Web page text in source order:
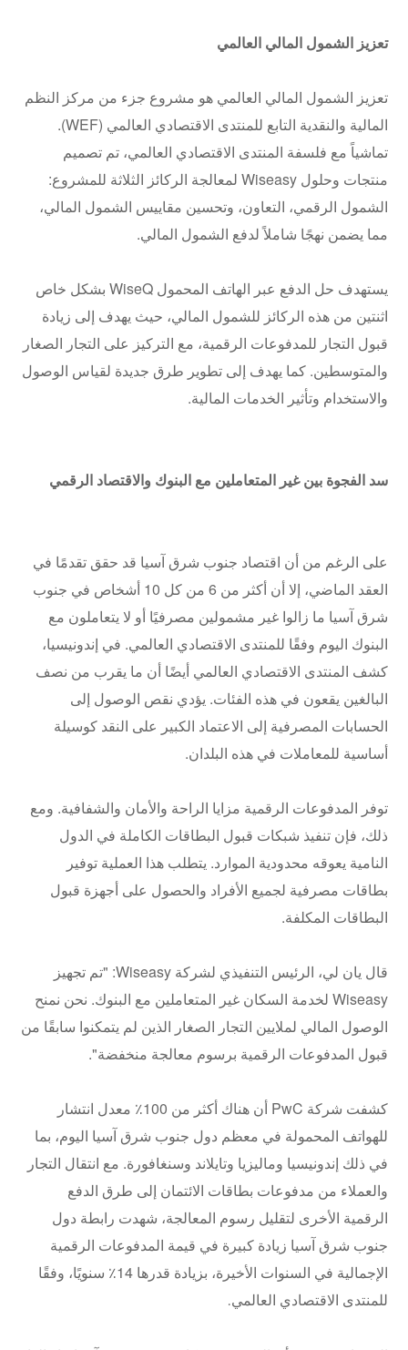
تعزيز الشمول المالي العالمي
تعزيز الشمول المالي العالمي هو مشروع جزء من مركز النظم
المالية والنقدية التابع للمنتدى الاقتصادي العالمي (WEF).
تماشياً مع فلسفة المنتدى الاقتصادي العالمي، تم تصميم
منتجات وحلول Wiseasy لمعالجة الركائز الثلاثة للمشروع:
الشمول الرقمي، التعاون، وتحسين مقاييس الشمول المالي،
مما يضمن نهجًا شاملاً لدفع الشمول المالي.
يستهدف حل الدفع عبر الهاتف المحمول WiseQ بشكل خاص
اثنتين من هذه الركائز للشمول المالي، حيث يهدف إلى زيادة
قبول التجار للمدفوعات الرقمية، مع التركيز على التجار الصغار
والمتوسطين. كما يهدف إلى تطوير طرق جديدة لقياس الوصول
والاستخدام وتأثير الخدمات المالية.
سد الفجوة بين غير المتعاملين مع البنوك والاقتصاد الرقمي
على الرغم من أن اقتصاد جنوب شرق آسيا قد حقق تقدمًا في
العقد الماضي، إلا أن أكثر من 6 من كل 10 أشخاص في جنوب
شرق آسيا ما زالوا غير مشمولين مصرفيًا أو لا يتعاملون مع
البنوك اليوم وفقًا للمنتدى الاقتصادي العالمي. في إندونيسيا،
كشف المنتدى الاقتصادي العالمي أيضًا أن ما يقرب من نصف
البالغين يقعون في هذه الفئات. يؤدي نقص الوصول إلى
الحسابات المصرفية إلى الاعتماد الكبير على النقد كوسيلة
أساسية للمعاملات في هذه البلدان.
توفر المدفوعات الرقمية مزايا الراحة والأمان والشفافية. ومع
ذلك، فإن تنفيذ شبكات قبول البطاقات الكاملة في الدول
النامية يعوقه محدودية الموارد. يتطلب هذا العملية توفير
بطاقات مصرفية لجميع الأفراد والحصول على أجهزة قبول
البطاقات المكلفة.
قال يان لي، الرئيس التنفيذي لشركة Wiseasy: "تم تجهيز
Wiseasy لخدمة السكان غير المتعاملين مع البنوك. نحن نمنح
الوصول المالي لملايين التجار الصغار الذين لم يتمكنوا سابقًا من
قبول المدفوعات الرقمية برسوم معالجة منخفضة".
كشفت شركة PwC أن هناك أكثر من 100٪ معدل انتشار
للهواتف المحمولة في معظم دول جنوب شرق آسيا اليوم، بما
في ذلك إندونيسيا وماليزيا وتايلاند وسنغافورة. مع انتقال التجار
والعملاء من مدفوعات بطاقات الائتمان إلى طرق الدفع
الرقمية الأخرى لتقليل رسوم المعالجة، شهدت رابطة دول
جنوب شرق آسيا زيادة كبيرة في قيمة المدفوعات الرقمية
الإجمالية في السنوات الأخيرة، بزيادة قدرها 14٪ سنويًا، وفقًا
للمنتدى الاقتصادي العالمي.